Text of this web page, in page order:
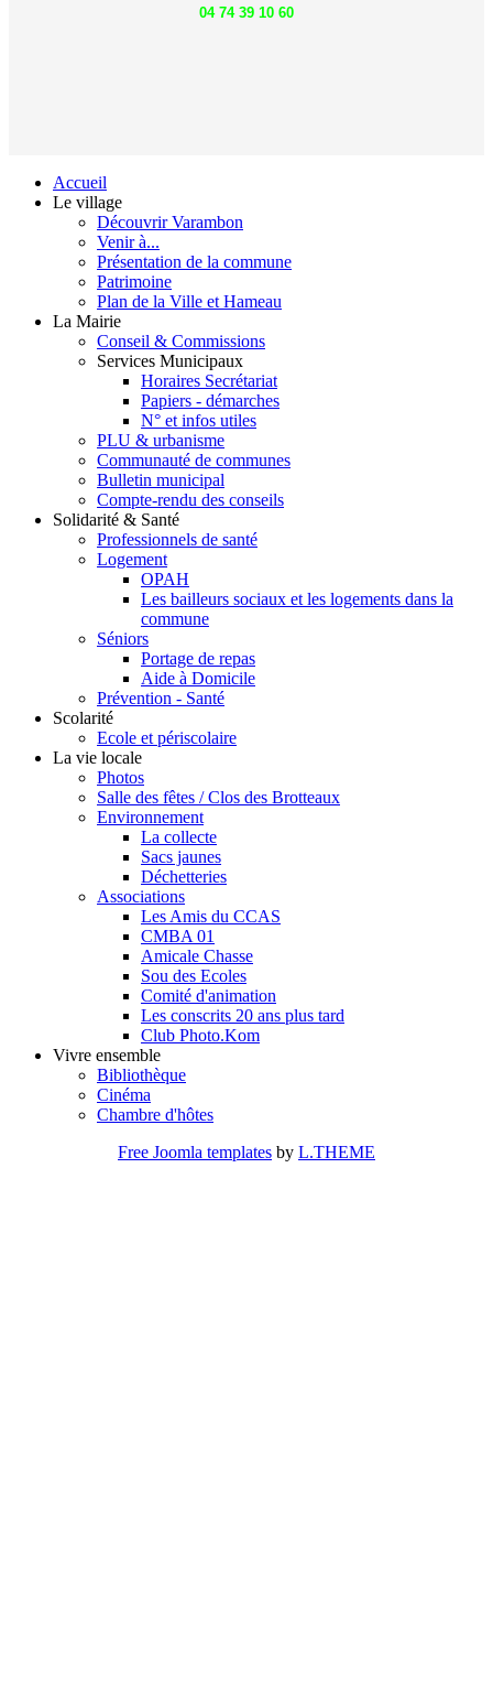
04 74 39 10 60
Accueil
Le village
Découvrir Varambon
Venir à...
Présentation de la commune
Patrimoine
Plan de la Ville et Hameau
La Mairie
Conseil & Commissions
Services Municipaux
Horaires Secrétariat
Papiers - démarches
N° et infos utiles
PLU & urbanisme
Communauté de communes
Bulletin municipal
Compte-rendu des conseils
Solidarité & Santé
Professionnels de santé
Logement
OPAH
Les bailleurs sociaux et les logements dans la
commune
Séniors
Portage de repas
Aide à Domicile
Prévention - Santé
Scolarité
Ecole et périscolaire
La vie locale
Photos
Salle des fêtes / Clos des Brotteaux
Environnement
La collecte
Sacs jaunes
Déchetteries
Associations
Les Amis du CCAS
CMBA 01
Amicale Chasse
Sou des Ecoles
Comité d'animation
Les conscrits 20 ans plus tard
Club Photo.Kom
Vivre ensemble
Bibliothèque
Cinéma
Chambre d'hôtes
Free Joomla templates by L.THEME